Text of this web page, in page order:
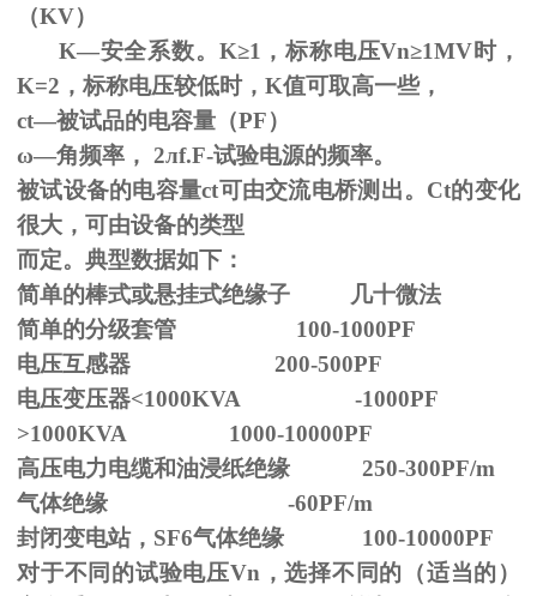
（KV）
K—安全系数。 K≥1，标称电压Vn≥1MV时，
K=2，标称电压较低时，K值可取高一些，
ct—被试品的电容量（PF）
ω—角频率， 2лf.F-试验电源的频率。
被试设备的电容量ct可由交流电桥测出。Ct的变化
很大，可由设备的类型
而定。典型数据如下：
简单的棒式或悬挂式绝缘子 几十微法
简单的分级套管 100-1000PF
电压互感器 200-500PF
电压变压器<1000KVA -1000PF
>1000KVA 1000-10000PF
高压电力电缆和油浸纸绝缘 250-300PF/m
气体绝缘 -60PF/m
封闭变电站，SF6气体绝缘 100-10000PF
对于不同的试验电压Vn ，选择不同的（适当的）